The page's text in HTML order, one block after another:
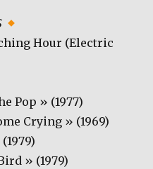
Hour (Electric
Pop » (1977)
Crying » (1969)
» (1979)